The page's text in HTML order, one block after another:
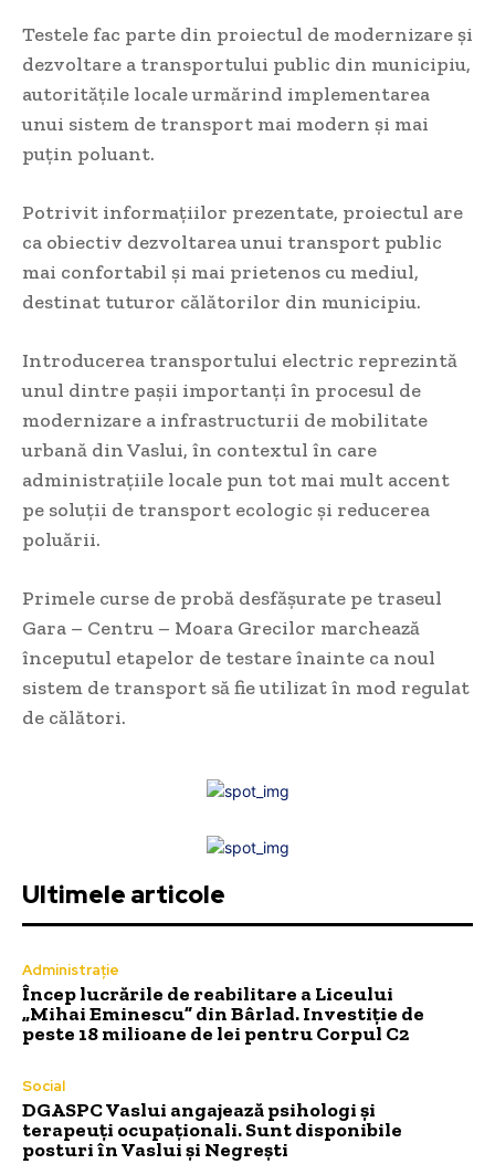
Testele fac parte din proiectul de modernizare și
dezvoltare a transportului public din municipiu,
autoritățile locale urmărind implementarea
unui sistem de transport mai modern și mai
puțin poluant.
Potrivit informațiilor prezentate, proiectul are
ca obiectiv dezvoltarea unui transport public
mai confortabil și mai prietenos cu mediul,
destinat tuturor călătorilor din municipiu.
Introducerea transportului electric reprezintă
unul dintre pașii importanți în procesul de
modernizare a infrastructurii de mobilitate
urbană din Vaslui, în contextul în care
administrațiile locale pun tot mai mult accent
pe soluții de transport ecologic și reducerea
poluării.
Primele curse de probă desfășurate pe traseul
Gara – Centru – Moara Grecilor marchează
începutul etapelor de testare înainte ca noul
sistem de transport să fie utilizat în mod regulat
de călători.
Ultimele articole
Administrație
Încep lucrările de reabilitare a Liceului
„Mihai Eminescu” din Bârlad. Investiție de
peste 18 milioane de lei pentru Corpul C2
Social
DGASPC Vaslui angajează psihologi și
terapeuți ocupaționali. Sunt disponibile
posturi în Vaslui și Negrești